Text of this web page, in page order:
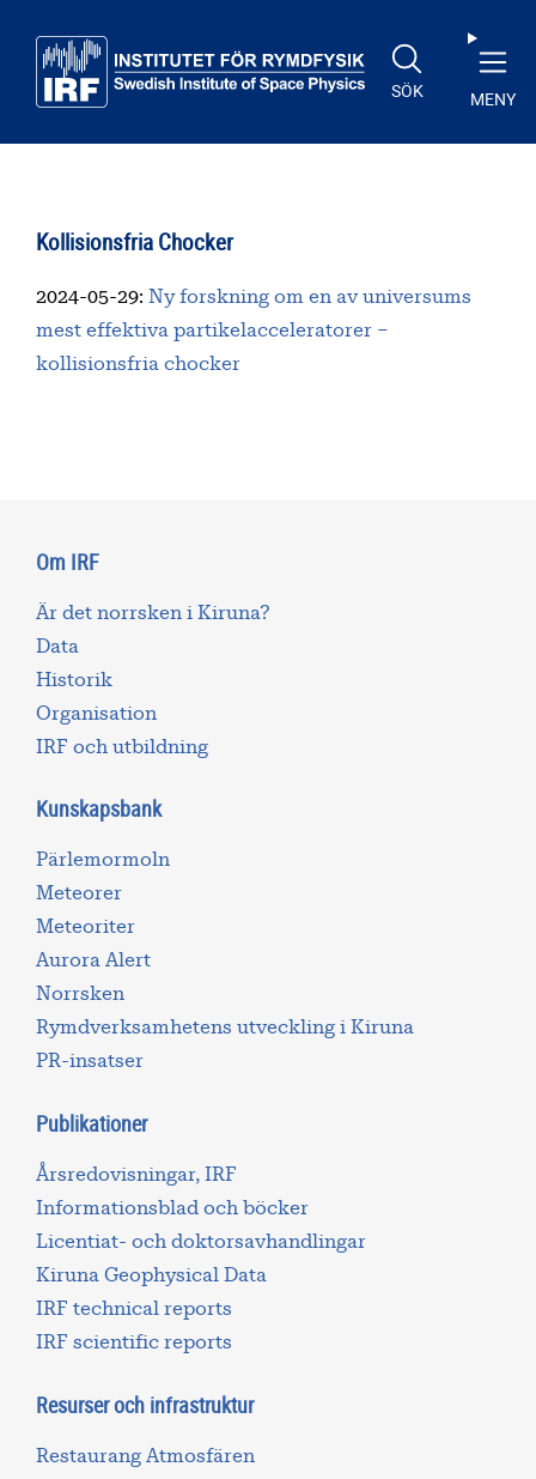
SÖK MENY
Kollisionsfria Chocker
2024-05-29: Ny forskning om en av universums
mest effektiva partikelacceleratorer –
kollisionsfria chocker
Om IRF
Är det norrsken i Kiruna?
Data
Historik
Organisation
IRF och utbildning
Kunskapsbank
Pärlemormoln
Meteorer
Meteoriter
Aurora Alert
Norrsken
Rymdverksamhetens utveckling i Kiruna
PR-insatser
Publikationer
Årsredovisningar, IRF
Informationsblad och böcker
Licentiat- och doktorsavhandlingar
Kiruna Geophysical Data
IRF technical reports
IRF scientific reports
Resurser och infrastruktur
Restaurang Atmosfären